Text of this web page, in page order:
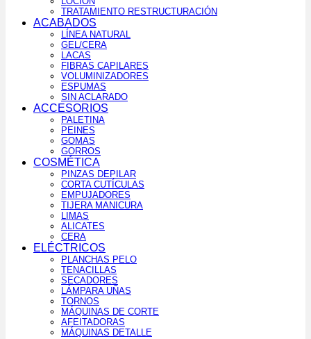
TRATAMIENTO RESTRUCTURACIÓN
ACABADOS
LÍNEA NATURAL
GEL/CERA
LACAS
FIBRAS CAPILARES
VOLUMINIZADORES
ESPUMAS
SIN ACLARADO
ACCESORIOS
PALETINA
PEINES
GOMAS
GORROS
COSMÉTICA
PINZAS DEPILAR
CORTA CUTÍCULAS
EMPUJADORES
TIJERA MANICURA
LIMAS
ALICATES
CERA
ELÉCTRICOS
PLANCHAS PELO
TENACILLAS
SECADORES
LÁMPARA UÑAS
TORNOS
MÁQUINAS DE CORTE
AFEITADORAS
MÁQUINAS DETALLE